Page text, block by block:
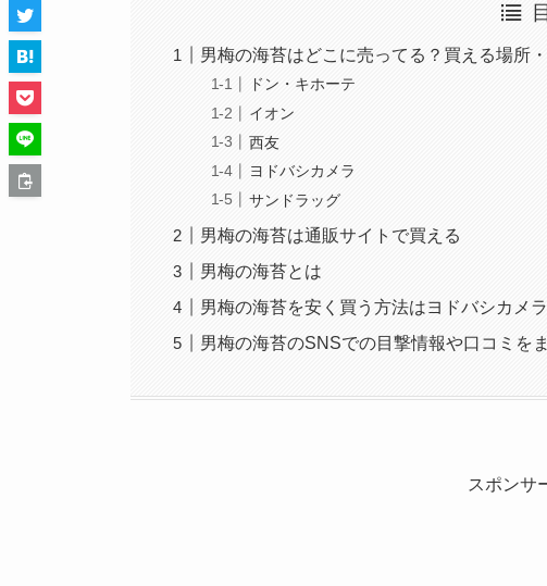
男梅の海苔はどこに売ってる？買える場所
ドン・キホーテ
イオン
西友
ヨドバシカメラ
サンドラッグ
男梅の海苔は通販サイトで買える
男梅の海苔とは
男梅の海苔を安く買う方法はヨドバシカメ
男梅の海苔のSNSでの目撃情報や口コミを
スポンサ